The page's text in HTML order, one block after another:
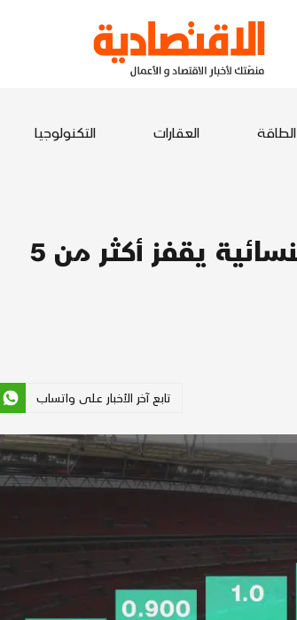
الطاقة العقارات التكنولوجيا
الرقم القياسي في قيمة الانتقالات النسائية يقفز أكثر من 5
تابع آخر الأخبار على واتساب